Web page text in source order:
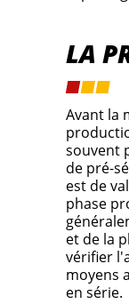
LA
Avant la
souvent
de pré-
est de
phase
et de la
vérifier
moyens
en série.